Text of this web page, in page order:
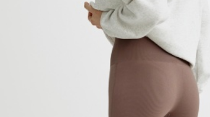
HELLO, ТРОПИКИ
новое